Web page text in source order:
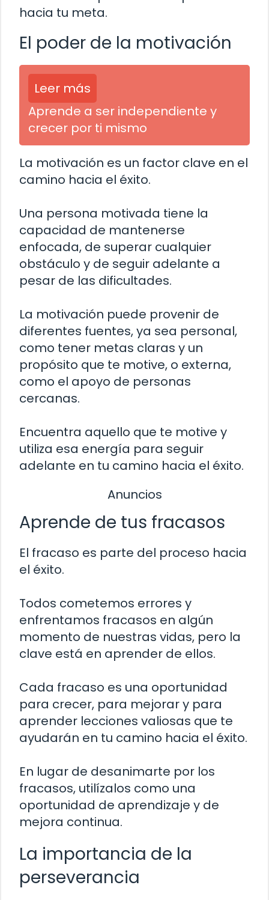
hacia tu meta.
El poder de la motivación
Leer más
Aprende a ser independiente y
crecer por ti mismo
La motivación es un factor clave en el
camino hacia el éxito.
Una persona motivada tiene la
capacidad de mantenerse
enfocada, de superar cualquier
obstáculo y de seguir adelante a
pesar de las dificultades.
La motivación puede provenir de
diferentes fuentes, ya sea personal,
como tener metas claras y un
propósito que te motive, o externa,
como el apoyo de personas
cercanas.
Encuentra aquello que te motive y
utiliza esa energía para seguir
adelante en tu camino hacia el éxito.
Anuncios
Aprende de tus fracasos
El fracaso es parte del proceso hacia
el éxito.
Todos cometemos errores y
enfrentamos fracasos en algún
momento de nuestras vidas, pero la
clave está en aprender de ellos.
Cada fracaso es una oportunidad
para crecer, para mejorar y para
aprender lecciones valiosas que te
ayudarán en tu camino hacia el éxito.
En lugar de desanimarte por los
fracasos, utilízalos como una
oportunidad de aprendizaje y de
mejora continua.
La importancia de la
perseverancia